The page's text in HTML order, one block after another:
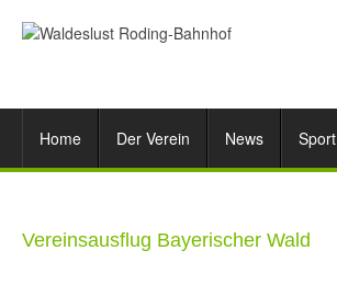
Home Der Verein News Sport
Vereinsausflug Bayerischer Wald